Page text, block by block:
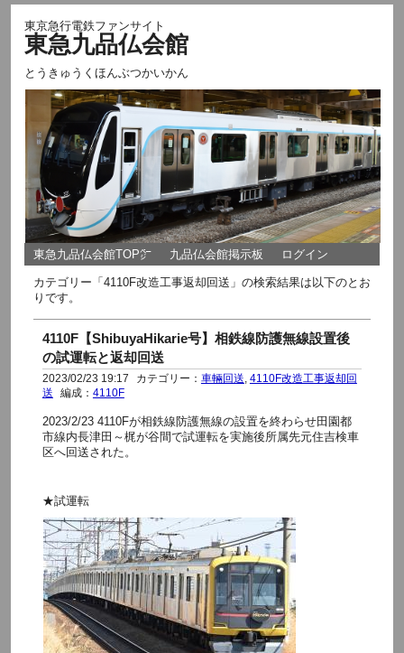
東京急行電鉄ファンサイト
東急九品仏会館
とうきゅうくほんぶつかいかん
東急九品仏会館TOP㌻ 九品仏会館掲示板 ログイン
カテゴリー「4110F改造工事返却回送」の検索結果は以下のとお
りです。
4110F【ShibuyaHikarie号】相鉄線防護無線設置後
の試運転と返却回送
2023/02/23 19:17 カテゴリー： 車輛回送 4110F改造工事返却回
送
編成： 4110F
2023/2/23 4110Fが相鉄線防護無線の設置を終わらせ田園都
市線内長津田～梶が谷間で試運転を実施後所属先元住吉検車
区へ回送された。
★試運転